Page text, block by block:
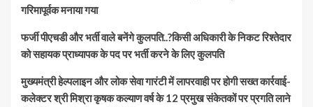
गरिमापूर्वक मनाया गया
फर्जी पीएचडी और भर्ती वाले बनेंगे कुलपति..?किसी अधिकारी के निकट रिश्तेदार
को सहायक प्राध्यापक के पद पर भर्ती करने के लिए कुलपति
मुख्यमंत्री हेल्पलाइन और लोक सेवा गारंटी में लापरवाही पर होगी सख्त कार्रवाई-
कलेक्टर श्री मिश्रा कृषक कल्याण वर्ष के 12 प्रमुख संकेतकों पर प्रगति लाने